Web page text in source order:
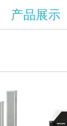
产品展示